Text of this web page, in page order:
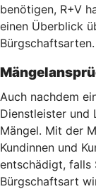
benötigen, R+V
einen Überblick
Bürgschaftsarten.
Auch nachdem
Dienstleister und
Mängel. Mit der
Kundinnen und
entschädigt, falls
Bürgschaftsart